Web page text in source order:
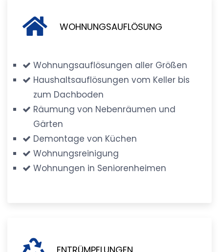
WOHNUNGSAUFLÖSUNG
Wohnungsauflösungen aller Größen
Haushaltsauflösungen vom Keller bis
zum Dachboden
Räumung von Nebenräumen und
Gärten
Demontage von Küchen
Wohnungsreinigung
Wohnungen in Seniorenheimen
ENTRÜMPELUNGEN